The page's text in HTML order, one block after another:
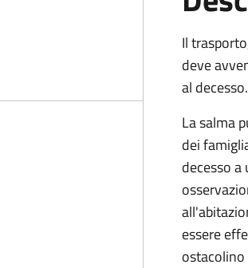
Il
deve
al decesso.
La salma
dei
decesso
essere